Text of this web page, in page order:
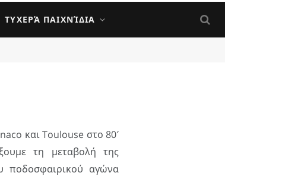
ΤΥΧΕΡΆ ΠΑΙΧΝΊΔΙΑ
και Toulouse στο 80′
τη μεταβολή της
αγώνα